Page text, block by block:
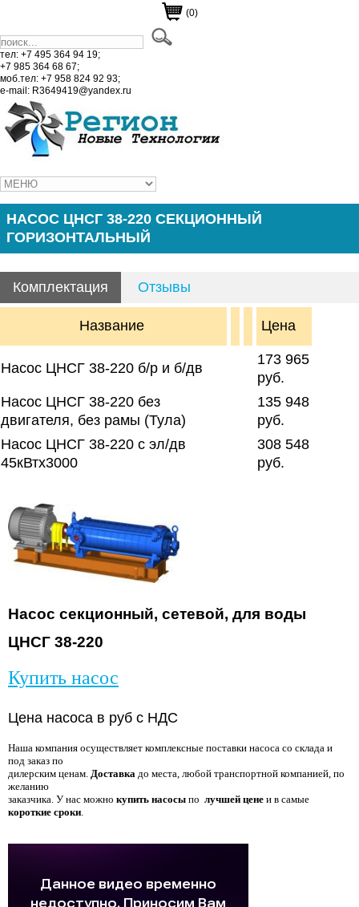
(0)
тел: +7 495 364 94 19;
+7 985 364 68 67;
моб.тел: +7 958 824 92 93;
e-mail: R3649419@yandex.ru
НАСОС ЦНСГ 38-220 СЕКЦИОННЫЙ
ГОРИЗОНТАЛЬНЫЙ
Комплектация Отзывы
Название Цена
Насос ЦНСГ 38-220 б/р и б/дв
173 965
руб.
Насос ЦНСГ 38-220 без
двигателя, без рамы (Тула)
135 948
руб.
Насос ЦНСГ 38-220 с эл/дв
45кВтх3000
308 548
руб.
Насос секционный, сетевой, для воды
ЦНСГ 38-220
Купить насос
Цена насоса в руб с НДС
Наша компания осуществляет комплексные поставки насоса со склада и
под заказ по
дилерским ценам. Доставка до места, любой транспортной компанией, по
желанию
заказчика. У нас можно купить насосы по лучшей цене и в самые
короткие сроки